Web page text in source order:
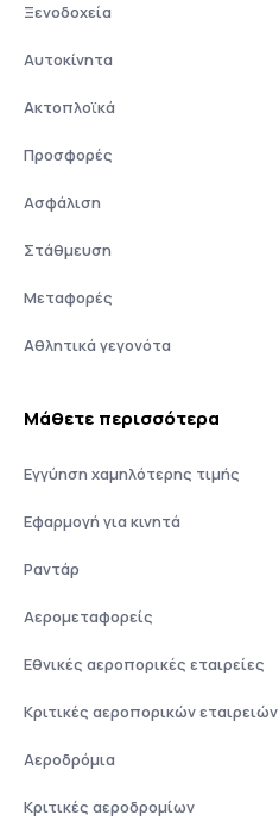
Ξενοδοχεία
Αυτοκίνητα
Ακτοπλοϊκά
Προσφορές
Ασφάλιση
Στάθμευση
Μεταφορές
Αθλητικά γεγονότα
Μάθετε περισσότερα
Εγγύηση χαμηλότερης τιμής
Εφαρμογή για κινητά
Ραντάρ
Αερομεταφορείς
Εθνικές αεροπορικές εταιρείες
Κριτικές αεροπορικών εταιρειών
Αεροδρόμια
Κριτικές αεροδρομίων